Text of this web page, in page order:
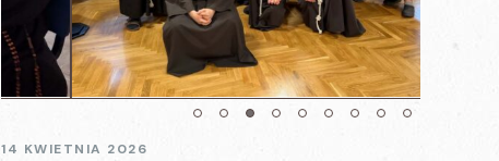
14 KWIETNIA 2026